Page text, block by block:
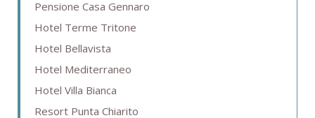
Pensione Casa Gennaro
Hotel Terme Tritone
Hotel Bellavista
Hotel Mediterraneo
Hotel Villa Bianca
Resort Punta Chiarito